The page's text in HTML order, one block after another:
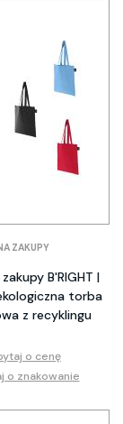
ZAKUPY
B'RIGHT |
torba
z recyklingu
o cenę
o znakowanie